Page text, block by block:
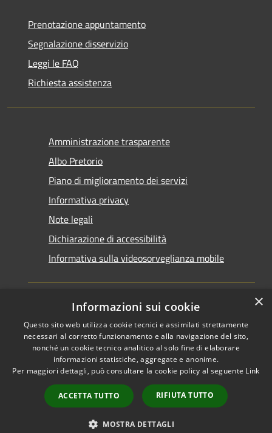
Prenotazione appuntamento
Segnalazione disservizio
Leggi le FAQ
Richiesta assistenza
Amministrazione trasparente
Albo Pretorio
Piano di miglioramento dei servizi
Informativa privacy
Note legali
Dichiarazione di accessibilità
Informativa sulla videosorveglianza mobile
RSS
Accessibilità
Cookie
Mappa del sito
Area riservata del
Copyright © 2026 • Comune di
Taranto • Powered by
Municipium•Accesso
redazione
×
Informazioni sui cookie
Questo sito web utilizza cookie tecnici e assimilati strettamente
necessari al corretto funzionamento e alla navigazione del sito,
nonché un cookie tecnico analitico al solo fine di elaborare
informazioni statistiche, aggregate e anonime.
Per maggiori dettagli, può consultare la cookie policy al seguente Link
ACCETTA TUTTO RIFIUTA TUTTO
MOSTRA DETTAGLI